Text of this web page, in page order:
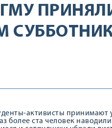
активисты принимают
более ста человек наводили